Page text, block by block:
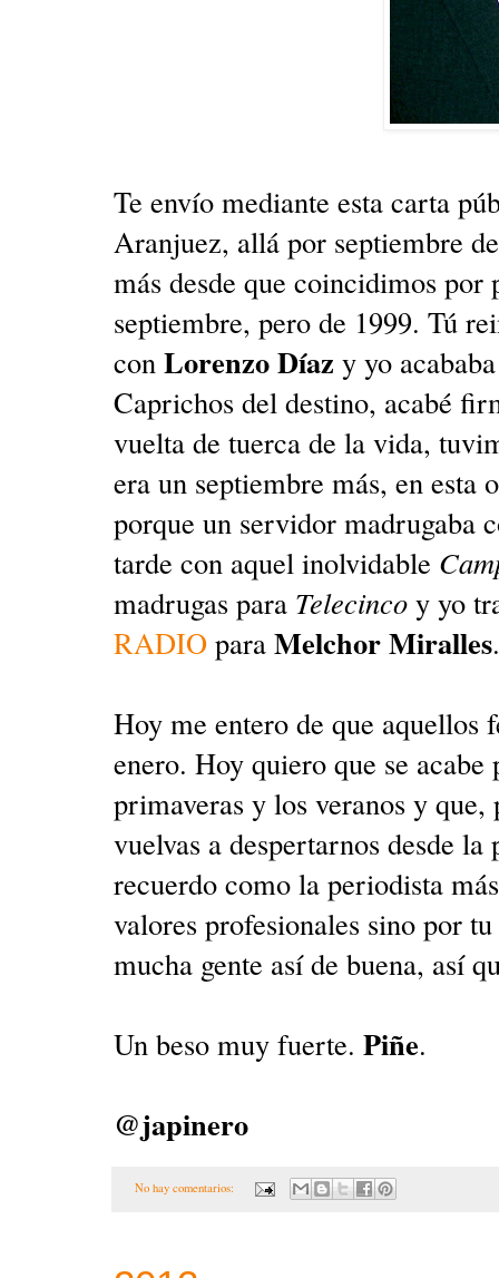
Te envío mediante esta carta
Aranjuez, allá por septiembre
más desde que coincidimos
septiembre, pero de 1999. Tú
con Lorenzo Díaz y yo
Caprichos del destino, acabé
vuelta de tuerca de la vida,
era un septiembre más, en esta
porque un servidor madrugaba
tarde con aquel inolvidable
madrugas para Telecinco y yo
RADIO para Melchor Miralles.
Hoy me entero de que aquellos
enero. Hoy quiero que se
primaveras y los veranos y
vuelvas a despertarnos desde
recuerdo como la periodista
valores profesionales sino por
mucha gente así de buena, así
Un beso muy fuerte. Piñe.
@japinero
No hay comentarios: